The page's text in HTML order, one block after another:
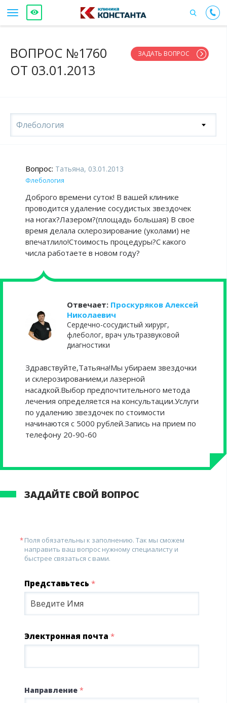
ВОПРОС №1760
ОТ 03.01.2013
ЗАДАТЬ ВОПРОС
Флебология
Вопрос: Татьяна, 03.01.2013
Флебология
Доброго времени суток! В вашей клинике
проводится удаление сосудистых звездочек
на ногах?Лазером?(площадь большая) В свое
время делала склерозирование (уколами) не
впечатлило!Стоимость процедуры?С какого
числа работаете в новом году?
Отвечает: Проскуряков Алексей
Николаевич
Сердечно-сосудистый хирург,
флеболог, врач ультразвуковой
диагностики
Здравствуйте,Татьяна!Мы убираем звездочки
и склерозированием,и лазерной
насадкой.Выбор предпочтительного метода
лечения определяется на консультации.Услуги
по удалению звездочек по стоимости
начинаются с 5000 рублей.Запись на прием по
телефону 20-90-60
ЗАДАЙТЕ СВОЙ ВОПРОС
Поля обязательны к заполнению. Так мы сможем
направить ваш вопрос нужному специалисту и
быстрее связаться с вами.
Представьтесь *
Электронная почта *
Направление *